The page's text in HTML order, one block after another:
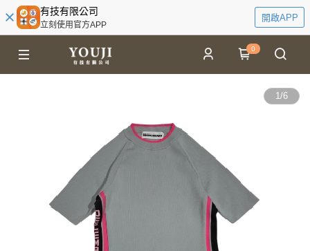
有技有限公司
立刻使用官方APP
開啟APP
0
1/6